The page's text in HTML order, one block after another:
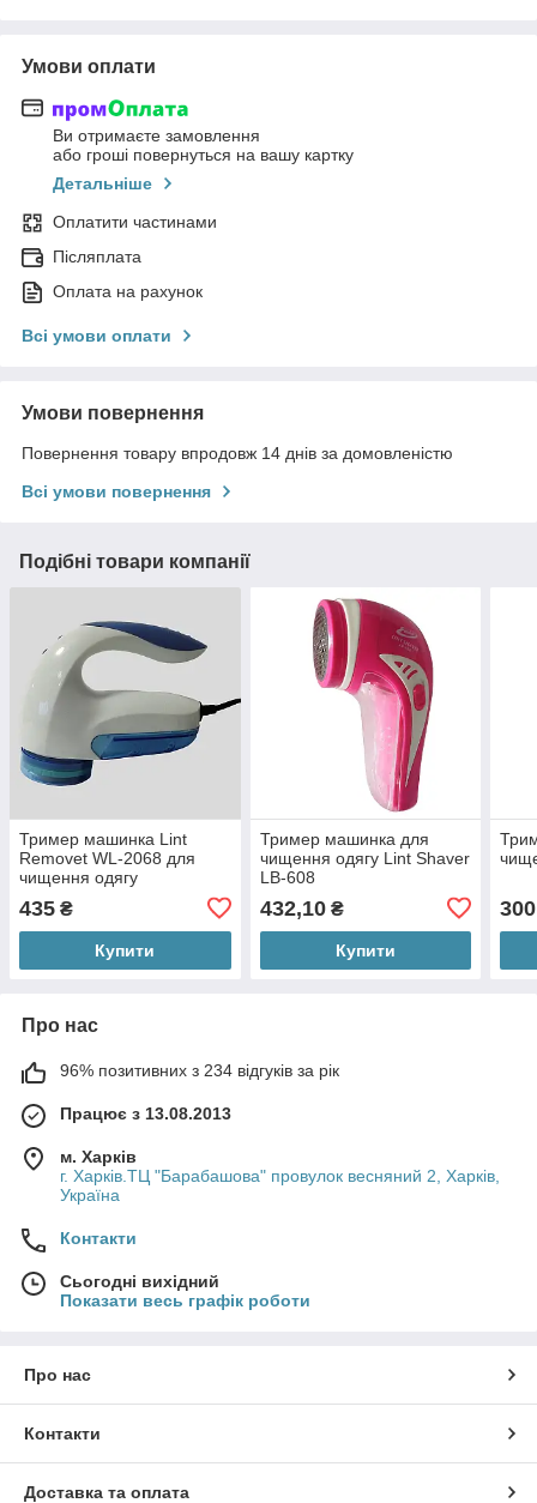
Умови оплати
Ви отримаєте замовлення
або гроші повернуться на вашу картку
Детальніше
Оплатити частинами
Післяплата
Оплата на рахунок
Всі умови оплати
Умови повернення
Повернення товару впродовж 14 днів за домовленістю
Всі умови повернення
Подібні товари компанії
Тример машинка Lint
Removet WL-2068 для
чищення одягу
435 ₴
Купити
Тример машинка для
чищення одягу Lint Shaver
LB-608
432,10₴
Купити
Про нас
96% позитивних з 234 відгуків за рік
Працює з 13.08.2013
м. Харків
г. Харків.ТЦ "Барабашова" провулок весняний 2, Харків,
Україна
Контакти
Сьогодні вихідний
Показати весь графік роботи
Про нас
Контакти
Доставка та оплата